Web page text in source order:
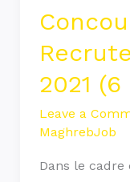
2021
Leave a
MaghrebJob
Dans le